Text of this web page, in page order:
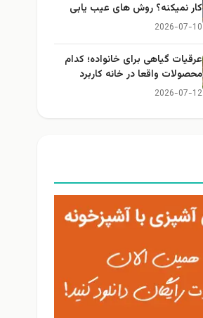
کار نمیکنه؟ روش های عیب یابی
2026-07-10
عرقیات گیاهی برای خانواده؛ کدام
محصولات واقعا در خانه کاربرد
دارند؟
2026-07-12